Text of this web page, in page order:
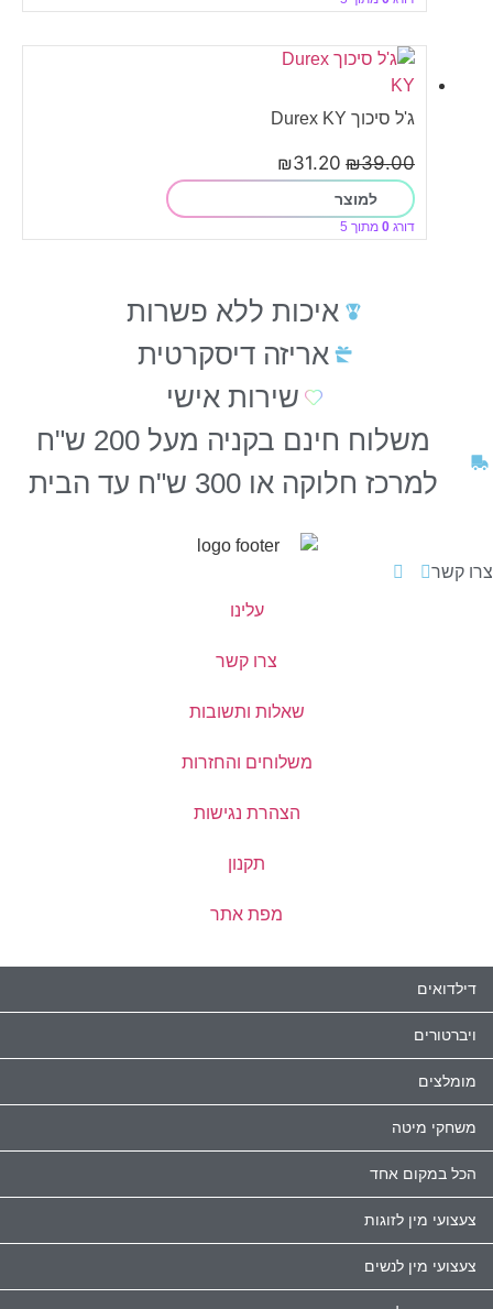
ג'ל סיכוך Durex KY
₪39.00
₪31.20
למוצר
דורג 0 מתוך 5
איכות ללא פשרות
אריזה דיסקרטית
שירות אישי
משלוח חינם בקניה מעל 200 ש"ח
למרכז חלוקה או 300 ש"ח עד הבית
צרו קשר
עלינו
צרו קשר
שאלות ותשובות
משלוחים והחזרות
הצהרת נגישות
תקנון
מפת אתר
דילדואים
ויברטורים
מומלצים
משחקי מיטה
הכל במקום אחד
צעצועי מין לזוגות
צעצועי מין לנשים